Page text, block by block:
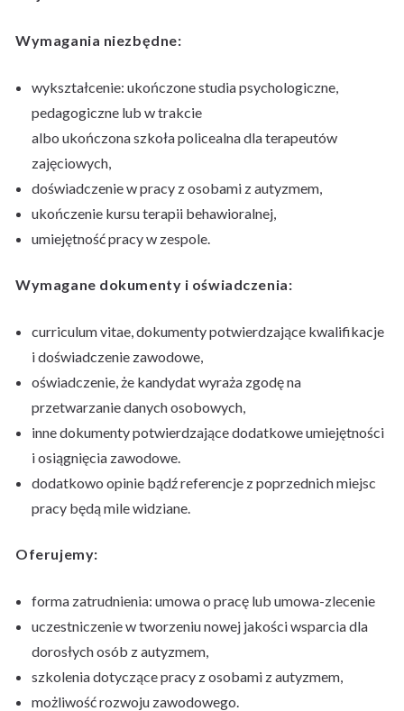
Wymagania niezbędne:
wykształcenie: ukończone studia psychologiczne,
pedagogiczne lub w trakcie
albo ukończona szkoła policealna dla terapeutów
zajęciowych,
doświadczenie w pracy z osobami z autyzmem,
ukończenie kursu terapii behawioralnej,
umiejętność pracy w zespole.
Wymagane dokumenty i oświadczenia:
curriculum vitae, dokumenty potwierdzające kwalifikacje
i doświadczenie zawodowe,
oświadczenie, że kandydat wyraża zgodę na
przetwarzanie danych osobowych,
inne dokumenty potwierdzające dodatkowe umiejętności
i osiągnięcia zawodowe.
dodatkowo opinie bądź referencje z poprzednich miejsc
pracy będą mile widziane.
Oferujemy:
forma zatrudnienia: umowa o pracę lub umowa-zlecenie
uczestniczenie w tworzeniu nowej jakości wsparcia dla
dorosłych osób z autyzmem,
szkolenia dotyczące pracy z osobami z autyzmem,
możliwość rozwoju zawodowego.